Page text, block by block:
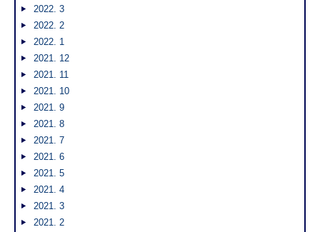
2022. 3
2022. 2
2022. 1
2021. 12
2021. 11
2021. 10
2021. 9
2021. 8
2021. 7
2021. 6
2021. 5
2021. 4
2021. 3
2021. 2